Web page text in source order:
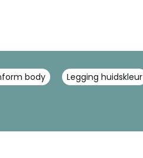
body Legging huidskleur